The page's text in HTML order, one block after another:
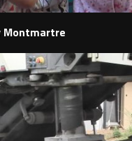
Montmartre